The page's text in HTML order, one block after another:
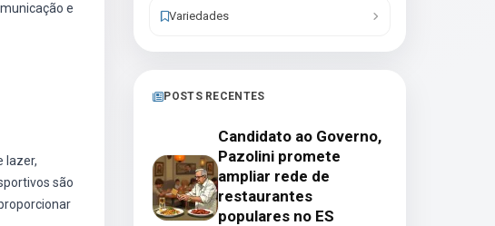
e
lazer,
são
Variedades
POSTS RECENTES
Candidato ao Governo,
Pazolini promete
ampliar rede de
restaurantes
populares no ES